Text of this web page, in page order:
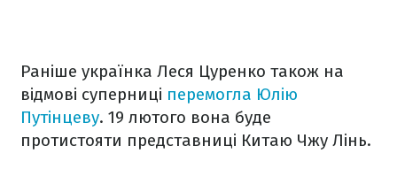
Раніше українка Леся Цуренко також на
відмові суперниці перемогла Юлію
Путінцеву. 19 лютого вона буде
протистояти представниці Китаю Чжу Лінь.